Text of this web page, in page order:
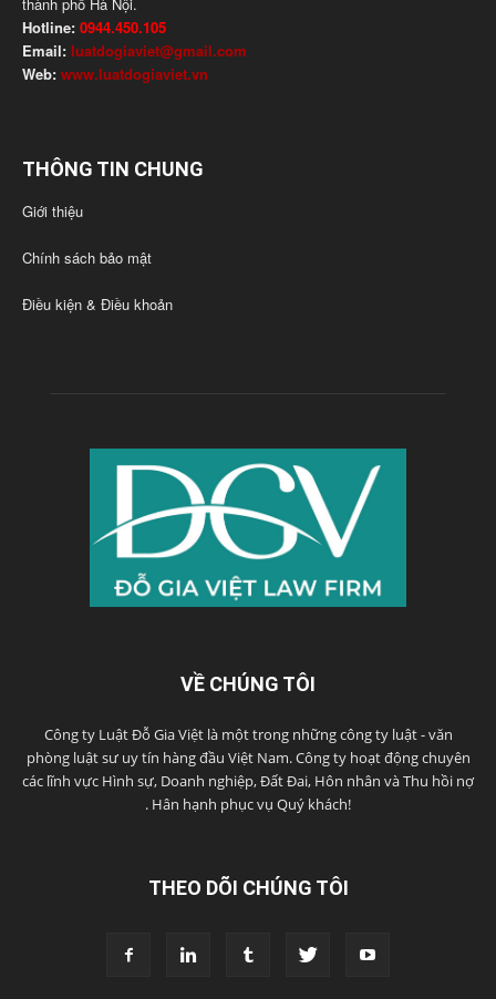
Hotline: 0944.450.105
Email: luatdogiaviet@gmail.com
Web: www.luatdogiaviet.vn
THÔNG TIN CHUNG
Giới thiệu
Chính sách bảo mật
Điều kiện & Điều khoản
VỀ CHÚNG TÔI
Công ty Luật Đỗ Gia Việt là một trong những công ty luật - văn
phòng luật sư uy tín hàng đầu Việt Nam. Công ty hoạt động chuyên
các lĩnh vực Hình sự, Doanh nghiệp, Đất Đai, Hôn nhân và Thu hồi nợ
. Hân hạnh phục vụ Quý khách!
THEO DÕI CHÚNG TÔI